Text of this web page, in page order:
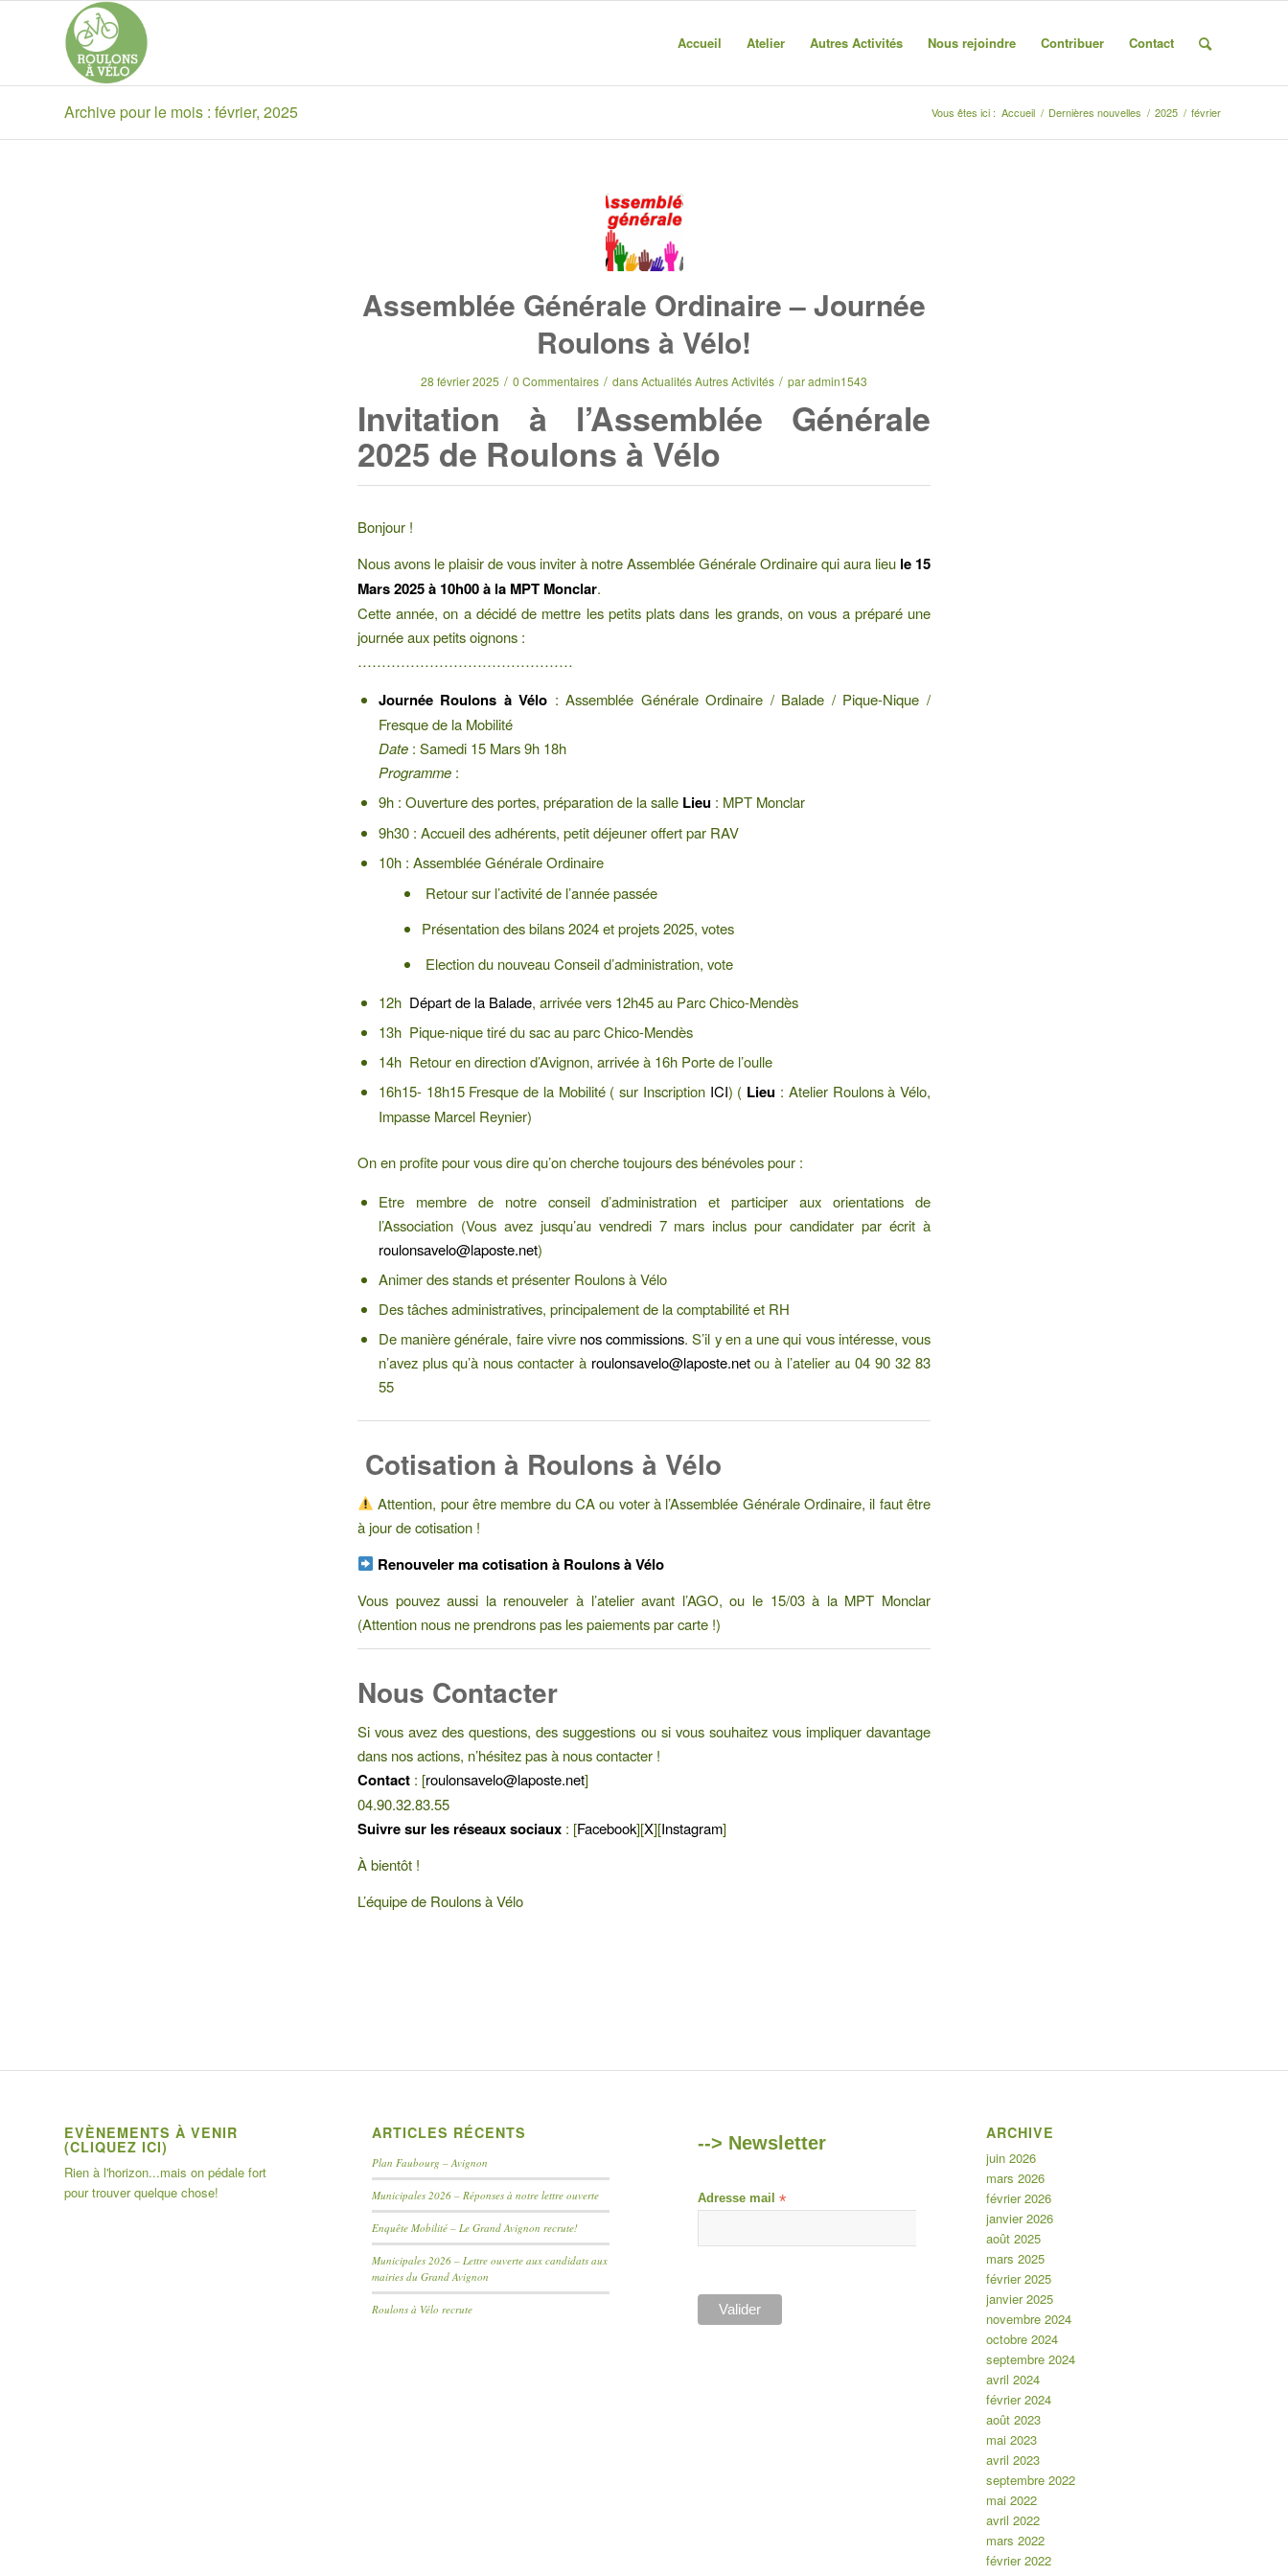
Accueil Atelier Autres Activités Nous rejoindre Contribuer Contact
Archive pour le mois : février, 2025 Vous êtes ici : Accueil / Dernières nouvelles / 2025 / février
Assemblée Générale Ordinaire – Journée
Roulons à Vélo!
28 février 2025 / 0 Commentaires / dansActualités Autres Activités / paradmin1543
Invitation à l’Assemblée Générale
2025 de Roulons à Vélo
Bonjour !
Nous avons le plaisir de vous inviter à notre Assemblée Générale Ordinaire qui aura lieu le 15
Mars 2025 à 10h00 à la MPT Monclar.
Cette année, on a décidé de mettre les petits plats dans les grands, on vous a préparé une
journée aux petits oignons :
………………………………………
Journée Roulons à Vélo : Assemblée Générale Ordinaire / Balade / Pique-Nique /
Fresque de la Mobilité
Date: Samedi 15 Mars 9h 18h
Programme:
9h : Ouverture des portes, préparation de la salle Lieu : MPT Monclar
9h30 : Accueil des adhérents, petit déjeuner offert par RAV
10h : Assemblée Générale Ordinaire
Retour sur l’activité de l’année passée
Présentation des bilans 2024 et projets 2025, votes
‍‍ Election du nouveau Conseil d’administration, vote
12h Départ de la Balade, arrivée vers 12h45 au Parc Chico-Mendès
13h Pique-nique tiré du sac au parc Chico-Mendès
14h Retour en direction d’Avignon, arrivée à 16h Porte de l’oulle
16h15- 18h15 Fresque de la Mobilité ( sur Inscription ICI) ( Lieu : Atelier Roulons à Vélo,
Impasse Marcel Reynier)
On en profite pour vous dire qu’on cherche toujours des bénévoles pour :
Etre membre de notre conseil d’administration et participer aux orientations de
l’Association (Vous avez jusqu’au vendredi 7 mars inclus pour candidater par écrit à
roulonsavelo@laposte.net)
Animer des stands et présenter Roulons à Vélo
Des tâches administratives, principalement de la comptabilité et RH
De manière générale, faire vivre nos commissions. S’il y en a une qui vous intéresse, vous
n’avez plus qu’à nous contacter à roulonsavelo@laposte.netou à l’atelier au 04 90 32 83
55
Cotisation à Roulons à Vélo
Attention, pour être membre du CA ou voter à l’Assemblée Générale Ordinaire, il faut être
à jour de cotisation !
Renouveler ma cotisation à Roulons à Vélo
Vous pouvez aussi la renouveler à l’atelier avant l’AGO, ou le 15/03 à la MPT Monclar
(Attention nous ne prendrons pas les paiements par carte !)
Nous Contacter
Si vous avez des questions, des suggestions ou si vous souhaitez vous impliquer davantage
dans nos actions, n’hésitez pas à nous contacter !
Contact : [roulonsavelo@laposte.net]
04.90.32.83.55
Suivre sur les réseaux sociaux : [Facebook][X][Instagram]
À bientôt !
L’équipe de Roulons à Vélo
EVÈNEMENTS À VENIR
(CLIQUEZ ICI)
Rien à l'horizon...mais on pédale fort
pour trouver quelque chose!
ARTICLES RÉCENTS
Plan Faubourg – Avignon
Municipales 2026 – Réponses à notre lettre ouverte
Enquête Mobilité – Le Grand Avignon recrute!
Municipales 2026 – Lettre ouverte aux candidats aux
mairies du Grand Avignon
Roulons à Vélo recrute
--> Newsletter
Adresse mail*
ARCHIVE
juin 2026
mars 2026
février 2026
janvier 2026
août 2025
mars 2025
février 2025
janvier 2025
novembre 2024
octobre 2024
septembre 2024
avril 2024
février 2024
août 2023
mai 2023
avril 2023
septembre 2022
mai 2022
avril 2022
mars 2022
février 2022